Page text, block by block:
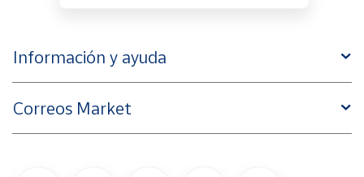
Información y ayuda
Correos Market